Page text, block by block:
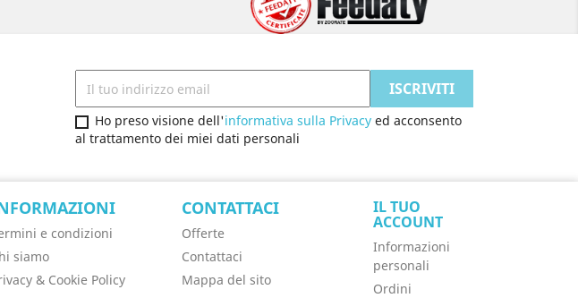
Ho preso visione dell'informativa sulla Privacyed acconsento
al trattamento dei miei dati personali
e condizioni
siamo
& Cookie Policy
CONTATTACI
Offerte
Contattaci
Mappa del sito
IL TUO
ACCOUNT
Informazioni
personali
Ordini